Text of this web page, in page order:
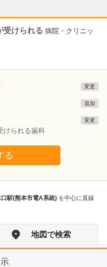
受けられる 病院・クリニッ
変更
追加
けられる歯科
変更
る
駅(熊本市電A系統) を中心に直線
地図で検索